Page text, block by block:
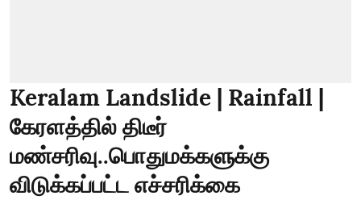
Keralam Landslide | Rainfall |
கேரளத்தில் திடீர்
மண்சரிவு..பொதுமக்களுக்கு
விடுக்கப்பட்ட எச்சரிக்கை